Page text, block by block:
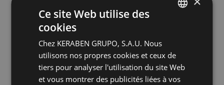
Poeme Concept Roble
+ 6
Poeme Concept Siena
120X60
Poeme Haya Poeme Roble Antislip
GERMAN
Ce site Web utilise des
cookies
Chez KERABEN GRUPO, S.A.U. Nous
utilisons nos propres cookies et ceux de
tiers pour analyser l'utilisation du site Web
et vous montrer des publicités liées à vos